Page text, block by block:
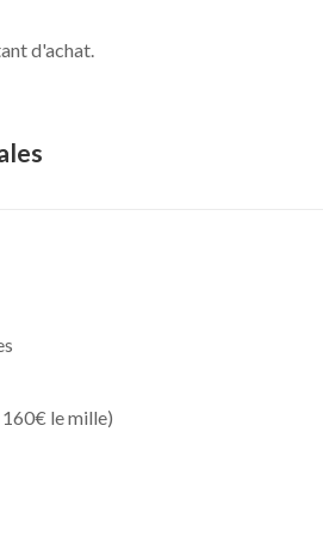
d'achat.
le mille)